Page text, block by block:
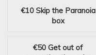
€10 Skip the Paranoia
box
€50 Get out of